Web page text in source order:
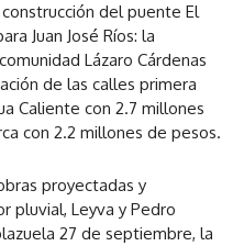
del puente El
Juan José Ríos: la
Lázaro Cárdenas
de las calles primera
Caliente con 2.7 millones
con 2.2 millones de pesos.
proyectadas y
pluvial, Leyva y Pedro
27 de septiembre, la